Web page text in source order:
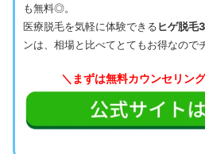
も無料◎。
医療脱毛を気軽に体験できるヒゲ脱
ンは、相場と比べてとてもお得なので
＼まずは無料カウンセリン